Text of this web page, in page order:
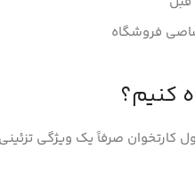
فروشگاه
کنیم؟
صرفاً یک ویژگی